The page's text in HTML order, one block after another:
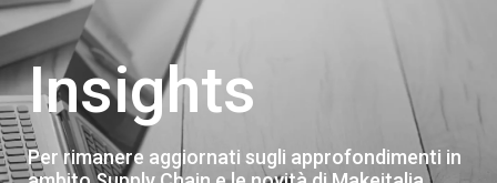
Insights
Per rimanere aggiornati sugli approfondimenti in